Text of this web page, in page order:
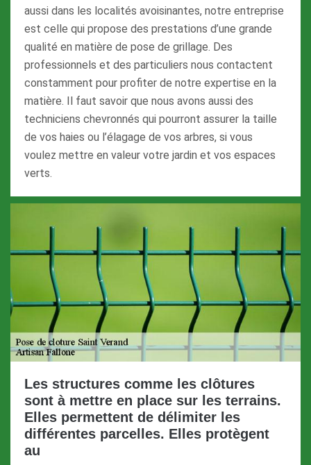
aussi dans les localités avoisinantes, notre entreprise
est celle qui propose des prestations d’une grande
qualité en matière de pose de grillage. Des
professionnels et des particuliers nous contactent
constamment pour profiter de notre expertise en la
matière. Il faut savoir que nous avons aussi des
techniciens chevronnés qui pourront assurer la taille
de vos haies ou l’élagage de vos arbres, si vous
voulez mettre en valeur votre jardin et vos espaces
verts.
Les structures comme les clôtures
sont à mettre en place sur les terrains.
Elles permettent de délimiter les
différentes parcelles. Elles protègent
au